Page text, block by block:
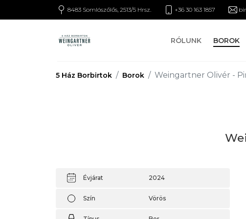
8483 Somlószőlős, 2513/5 Hrsz. +36 30 163 1857
RÓLUNK BOROK
5 Ház Borbirtok Borok Weingartner Olivér -
Évjárat 2024
Szín Vörös